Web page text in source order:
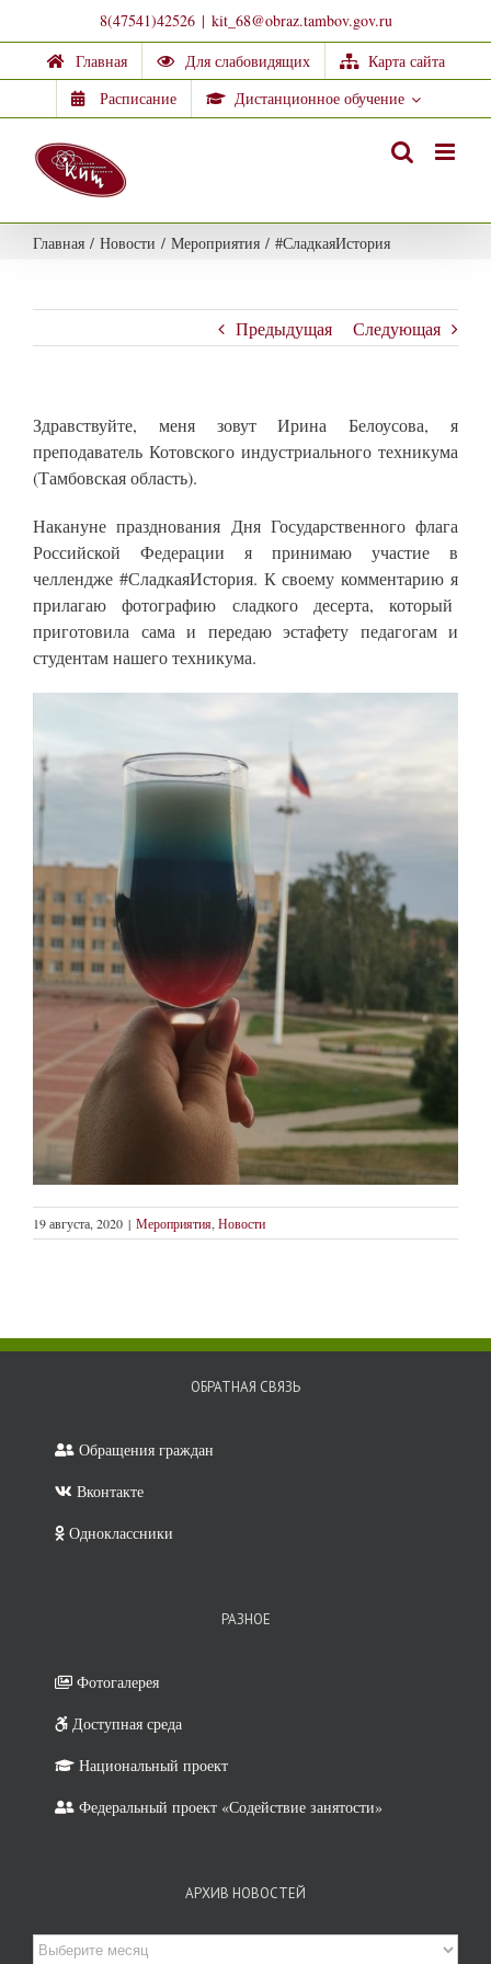
to
content
8(47541)42526 | kit_68@obraz.tambov.gov.ru
Главная
Для слабовидящих
Карта сайта
Расписание
Дистанционное обучение
Главная / Новости / Мероприятия / #СладкаяИстория
Предыдущая Следующая
Здравствуйте, меня зовут Ирина Белоусова, я
преподаватель Котовского индустриального техникума
(Тамбовская область).
Накануне празднования Дня Государственного флага
Российской Федерации я принимаю участие в
челлендже #СладкаяИстория. К своему комментарию я
прилагаю фотографию сладкого десерта, который
приготовила сама и передаю эстафету педагогам и
студентам нашего техникума.
19 августа, 2020 | Мероприятия,Новости
ОБРАТНАЯ СВЯЗЬ
Обращения граждан
Вконтакте
Одноклассники
РАЗНОЕ
Фотогалерея
Доступная среда
Национальный проект
Федеральный проект «Содействие занятости»
АРХИВ НОВОСТЕЙ
Архив